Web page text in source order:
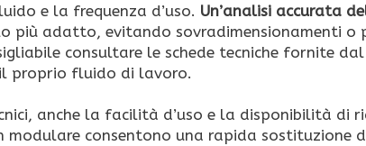
e la frequenza d’uso. Un’analisi accurata
più adatto, evitando sovradimensionamenti o
consultare le schede tecniche fornite
proprio fluido di lavoro.
anche la facilità d’uso e la disponibilità di
modulare consentono una rapida sostituzione